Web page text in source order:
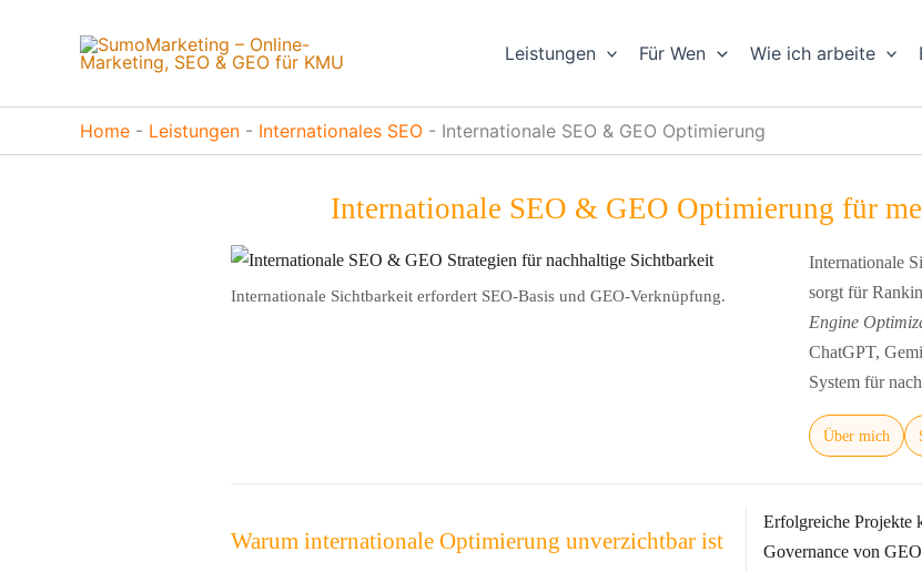
Leistungen Für Wen Wie ich arbeite
Home - Leistungen - Internationales SEO - Internationale SEO & GEO Optimierung
Internationale SEO & GEO Optimierung für
Internationale Sichtbarkeit erfordert SEO-Basis und GEO-Verknüpfung.
Internationale
sorgt für
Engine
ChatGPT,
System für
Über mich
Warum internationale Optimierung unverzichtbar ist
Erfolgreiche Projekte
Governance von